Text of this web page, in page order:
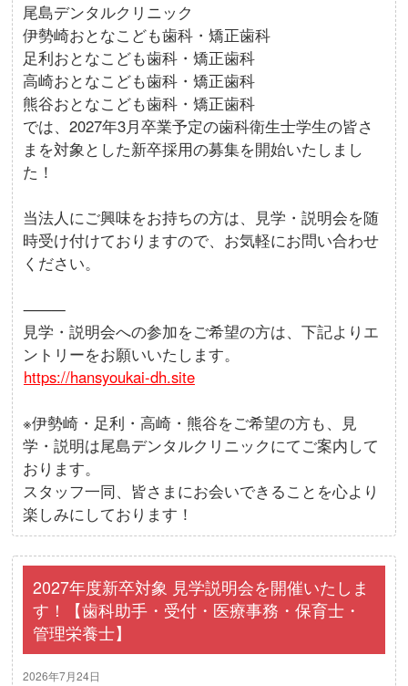
尾島デンタルクリニック
伊勢崎おとなこども歯科・矯正歯科
足利おとなこども歯科・矯正歯科
高崎おとなこども歯科・矯正歯科
熊谷おとなこども歯科・矯正歯科
では、2027年3月卒業予定の歯科衛生士学生の皆さ
まを対象とした新卒採用の募集を開始いたしまし
た！
当法人にご興味をお持ちの方は、見学・説明会を随
時受け付けておりますので、お気軽にお問い合わせ
ください。
⸻
見学・説明会への参加をご希望の方は、下記よりエ
ントリーをお願いいたします。
https://hansyoukai-dh.site
※伊勢崎・足利・高崎・熊谷をご希望の方も、見
学・説明は尾島デンタルクリニックにてご案内して
おります。
スタッフ一同、皆さまにお会いできることを心より
楽しみにしております！
2027年度新卒対象 見学説明会を開催いたしま
す！【歯科助手・受付・医療事務・保育士・
管理栄養士】
2026年7月24日